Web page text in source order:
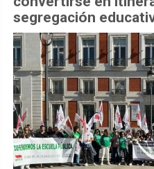
segregación